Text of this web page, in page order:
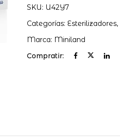
SKU: U42Y7
Categorías: Esterilizadores,
Marca: Miniland
Compratir: